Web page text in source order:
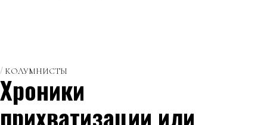
КОЛУМНИСТЫ
Хроники
прихватизации или